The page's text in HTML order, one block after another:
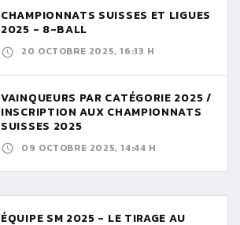
CHAMPIONNATS SUISSES ET LIGUES
2025 - 8-BALL
20 OCTOBRE 2025, 16:13 H
VAINQUEURS PAR CATÉGORIE 2025 /
INSCRIPTION AUX CHAMPIONNATS
SUISSES 2025
09 OCTOBRE 2025, 14:44 H
ÉQUIPE SM 2025 - LE TIRAGE AU